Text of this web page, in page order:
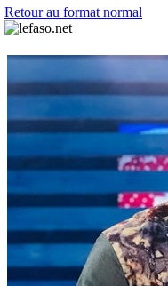
Retour au format normal